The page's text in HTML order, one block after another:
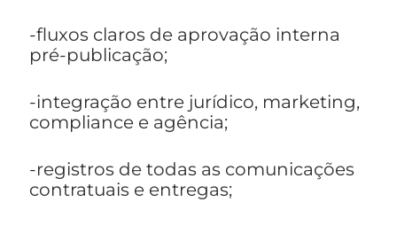
-fluxos claros de aprovação interna
pré-publicação;
-integração entre jurídico, marketing,
compliance e agência;
-registros de todas as comunicações
contratuais e entregas;